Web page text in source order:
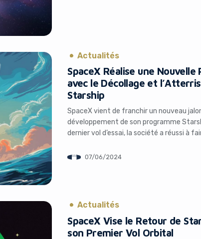
Actualités
SpaceX Réalise une Nouvelle
avec le Décollage et
Starship
SpaceX vient de franchir un nouveau
développement de son programme
dernier vol d’essai, la société a réussi à
futur lanceur spatial : le gigantesque
07/06/2024
Actualités
SpaceX Vise le Retour de
son Premier Vol Orbital
It looks like you're
Yes, I will turn off Ad-Blocker